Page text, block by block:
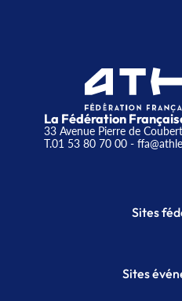
La Fédération
33 Avenue Pierre de
T.01 53 80 70 00-
Sites
Plateforme
Sites